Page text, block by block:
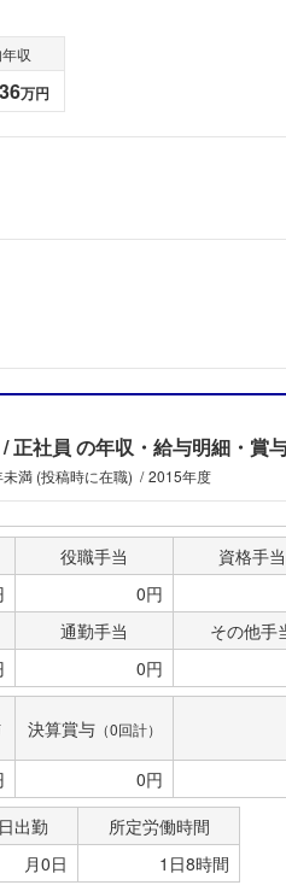
フォロー
収
万円
正社員 の年収・給与明細・賞
満 (投稿時に在職) 2015年度
役職手当
資格手当
0円
通勤手当 その他手
0円
決算賞与（0回計）
0円
出勤
所定労働時間
月0日 1日8時間